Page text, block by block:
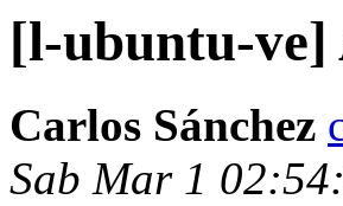
[l-ubuntu-ve]
Carlos Sánchez
Sab Mar 1